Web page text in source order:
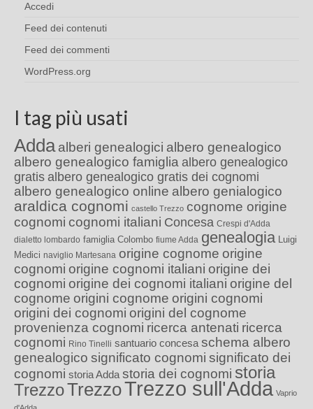
Accedi
Feed dei contenuti
Feed dei commenti
WordPress.org
I tag più usati
Adda alberi genealogici albero genealogico
albero genealogico famiglia albero genealogico
gratis albero genealogico gratis dei cognomi
albero genealogico online albero genialogico
araldica cognomi castello Trezzo cognome origine
cognomi cognomi italiani Concesa Crespi d'Adda
dialetto lombardo famiglia Colombo fiume Adda genealogia Luigi
Medici naviglio Martesana origine cognome origine
cognomi origine cognomi italiani origine dei
cognomi origine dei cognomi italiani origine del
cognome origini cognome origini cognomi
origini dei cognomi origini del cognome
provenienza cognomi ricerca antenati ricerca
cognomi Rino Tinelli santuario concesa schema albero
genealogico significato cognomi significato dei
cognomi storia Adda storia dei cognomi storia
TrezzoTrezzoTrezzo sull'Adda Vaprio